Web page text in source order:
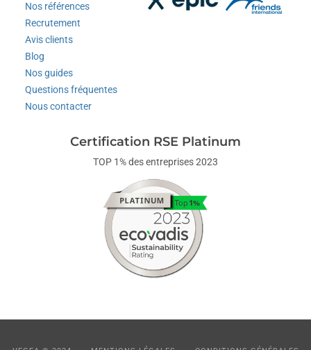
Nos références
Recrutement
Avis clients
Blog
Nos guides
Questions fréquentes
Nous contacter
Certification RSE Platinum
TOP 1% des entreprises 2023